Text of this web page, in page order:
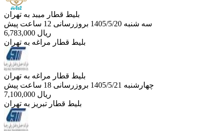
بلیط قطار میبد به تهران
سه شنبه 1405/5/20
بروزرسانی 12 ساعت پیش
6,783,000 ریال
بلیط قطار مراغه به تهران
بلیط قطار مراغه به تهران
چهارشنبه 1405/5/21
بروزرسانی 18 ساعت پیش
7,100,000 ریال
بلیط قطار تبریز به تهران